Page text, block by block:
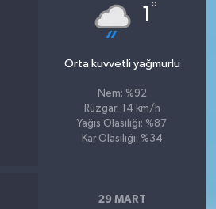
1 °
Orta kuvvetli yağmurlu
Nem: %92
Rüzgar: 14 km/h
Yağış Olasılığı: %87
Kar Olasılığı: %34
29 MART